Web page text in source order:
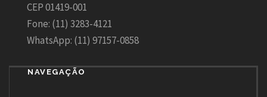
CEP 01419-001
Fone: (11) 3283-4121
WhatsApp: (11) 97157-0858
NAVEGAÇÃO